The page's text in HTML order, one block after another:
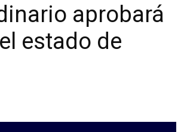
aprobará
estado de